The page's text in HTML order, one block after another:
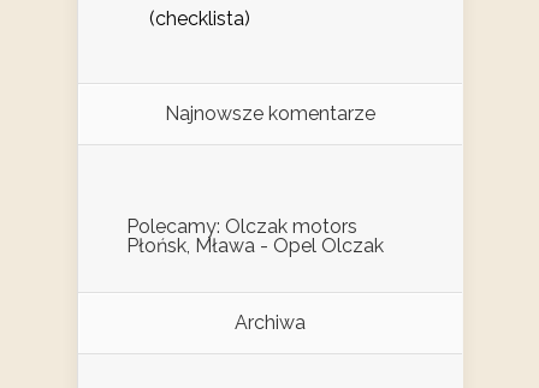
(checklista)
Najnowsze komentarze
Polecamy: Olczak motors
Płońsk, Mława - Opel Olczak
Archiwa